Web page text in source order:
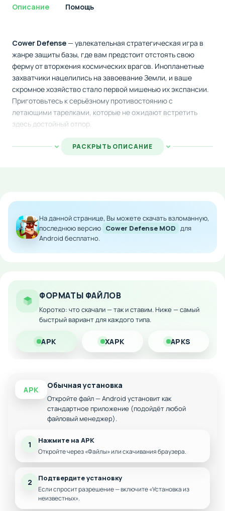
Описание Помощь
Cower Defense— увлекательная стратегическая игра в
жанре защиты базы, где вам предстоит отстоять свою
ферму от вторжения космических врагов. Инопланетные
захватчики нацелились на завоевание Земли, и ваше
скромное хозяйство стало первой мишенью их экспансии.
Приготовьтесь к серьёзному противостоянию с
летающими тарелками, которые не ожидают встретить
здесь достойный отпор.
Используя разнообразный арсенал защитных конструкций
и орудий, вы будете наносить удары по волнам атакующих
противодействия врагу.
Особенности мода:
Неограниченное количество игровой валюты
Доступ ко всем башням с первого уровня
Свободное совершенствование юнитов и
построек
Android и наслаждайтесь полной свободой в
стратегическом планировании!
РАСКРЫТЬ ОПИСАНИЕ
На данной странице, Вы можете скачать взломанную,
последнюю версию Cower Defense MOD для
Android бесплатно.
ФОРМАТЫ ФАЙЛОВ
Коротко: что скачали — так и ставим. Ниже — самый
быстрый вариант для каждого типа.
APK XAPK APKS
APK Обычная установка
Откройте файл — Android установит как
стандартное приложение (подойдёт любой
файловый менеджер).
1 Нажмите на APK
Откройте через «Файлы» или скачивания браузера.
2 Подтвердите установку
Если спросит разрешение — включите «Установка из
неизвестных».